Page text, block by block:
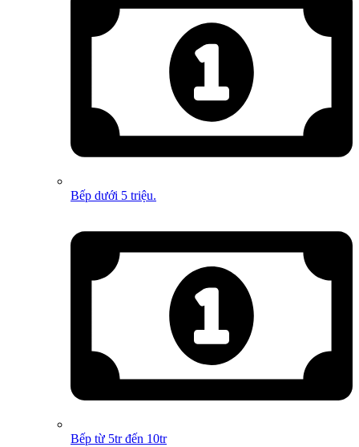
Bếp dưới 5 triệu.
Bếp từ 5tr đến 10tr